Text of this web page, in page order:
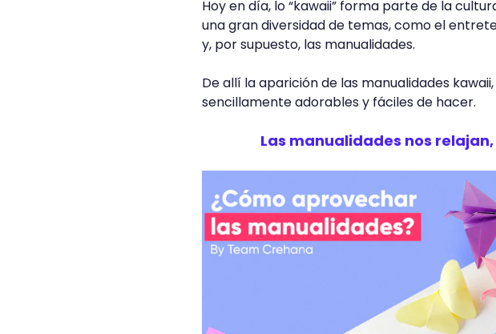
Hoy en día, lo “kawaii” forma parte de la
una gran diversidad de temas, como el
y, por supuesto, las manualidades.
De allí la aparición de las manualidades
sencillamente adorables y fáciles de hacer.
Las manualidades nos